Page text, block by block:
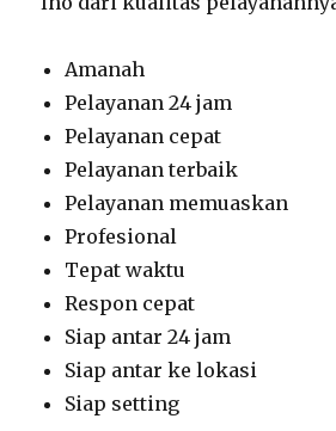
Amanah
Pelayanan 24 jam
Pelayanan cepat
Pelayanan terbaik
Pelayanan memuaskan
Profesional
Tepat waktu
Respon cepat
Siap antar 24 jam
Siap antar ke lokasi
Siap setting